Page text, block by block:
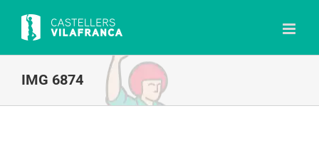
content
IMG 6874